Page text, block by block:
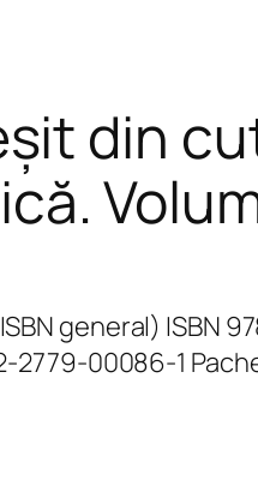
din
general) ISBN
2779-00086-1